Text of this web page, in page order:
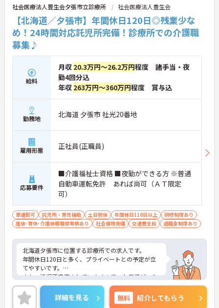
社会医療法人豊生会夕張市立診療所 社会医療法人豊生会
【北海道／夕張市】年間休日120日◎残業少な
め！24時間対応託児所完備！診療所での介護職
募集♪
給料
月収 20.3万円～26.2万円程度 諸手当・夜
勤4回分込
年収 263万円～360万円程度 賞与込
勤務地 北海道 夕張市 社光20番地
雇用形態 正社員(正職員)
応募要件
■介護福祉士資格 ■夜勤ができる方 ※普通
自動車運転免許 あれば尚可（ＡＴ限定
可）
車通勤可 託児所・育児補助 土日祝休 年間休日110日以上
研修制度あり
産休･育休･介護休暇取得実績あり
社会保険完備 交通費支給 退職金制度あり
北海道夕張市に位置する診療所での求人です。
年間休日120日と多く、プライベートとの予定が立
てやすいです。
また、託児所完備されていますので、お子様がいら
っしゃる方でも安心してご就業していただけます。
ご興味のある方は、お気軽にお問い合わせくださ
い。
詳細を見る 無料 紹介してもらう